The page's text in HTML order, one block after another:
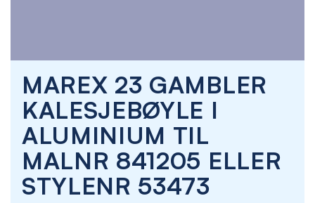
MAREX 23 GAMBLER
KALESJEBØYLE I
ALUMINIUM TIL
MALNR 841205 ELLER
STYLENR 53473
the
beginning
the
images
gallery